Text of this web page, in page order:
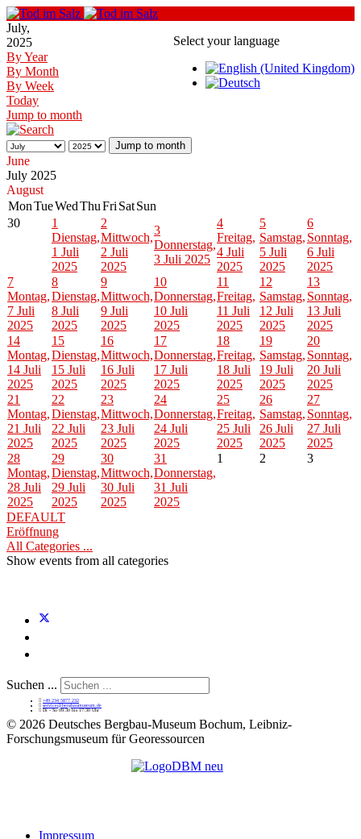
Select your language
July,
2025
By Year
By Month
By Week
Today
Jump to month
Jump to month
June
July 2025
August
MonTueWedThuFri SatSun
30
1
Dienstag,
1 Juli
2025
2
Mittwoch,
2 Juli
2025
3
Donnerstag,
3 Juli 2025
4
Freitag,
4 Juli
2025
5
Samstag,
5 Juli
2025
6
Sonntag,
6 Juli
2025
7
Montag,
7 Juli
2025
8
Dienstag,
8 Juli
2025
9
Mittwoch,
9 Juli
2025
10
Donnerstag,
10 Juli
2025
11
Freitag,
11 Juli
2025
12
Samstag,
12 Juli
2025
13
Sonntag,
13 Juli
2025
14
Montag,
14 Juli
2025
15
Dienstag,
15 Juli
2025
16
Mittwoch,
16 Juli
2025
17
Donnerstag,
17 Juli
2025
18
Freitag,
18 Juli
2025
19
Samstag,
19 Juli
2025
20
Sonntag,
20 Juli
2025
21
Montag,
21 Juli
2025
22
Dienstag,
22 Juli
2025
23
Mittwoch,
23 Juli
2025
24
Donnerstag,
24 Juli
2025
25
Freitag,
25 Juli
2025
26
Samstag,
26 Juli
2025
27
Sonntag,
27 Juli
2025
28
Montag,
28 Juli
2025
29
Dienstag,
29 Juli
2025
30
Mittwoch,
30 Juli
2025
31
Donnerstag,
31 Juli
2025
1 2 3
DEFAULT
Eröffnung
All Categories ...
Show events from all categories
Suchen ...
+49 234 5877 232
service@bergbaumuseum.de
Di - So 09:30 bis 17:30 Uhr
© 2026 Deutsches Bergbau-Museum Bochum, Leibniz-
Forschungsmuseum für Georessourcen
Impressum